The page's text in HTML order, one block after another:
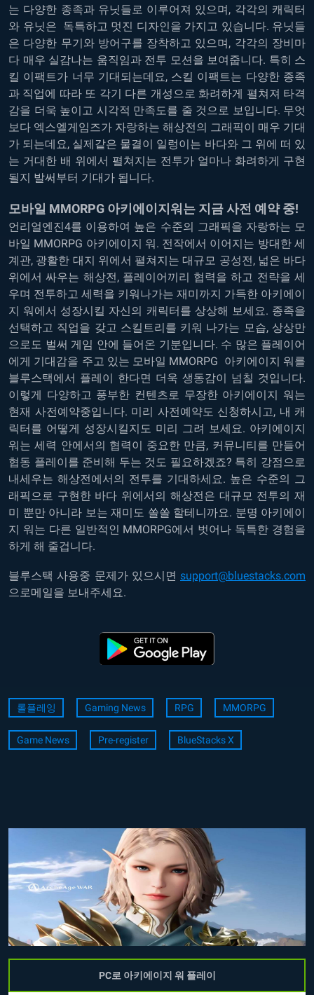
는 다양한 종족과 유닛들로 이루어져 있으며, 각각의 캐릭터
와 유닛은 독특하고 멋진 디자인을 가지고 있습니다. 유닛들
은 다양한 무기와 방어구를 장착하고 있으며, 각각의 장비마
다 매우 실감나는 움직임과 전투 모션을 보여줍니다. 특히 스
킬 이팩트가 너무 기대되는데요, 스킬 이팩트는 다양한 종족
과 직업에 따라 또 각기 다른 개성으로 화려하게 펼쳐져 타격
감을 더욱 높이고 시각적 만족도를 줄 것으로 보입니다. 무엇
보다 엑스엘게임즈가 자랑하는 해상전의 그래픽이 매우 기대
가 되는데요, 실제같은 물결이 일렁이는 바다와 그 위에 떠 있
는 거대한 배 위에서 펼쳐지는 전투가 얼마나 화려하게 구현
될지 발써부터 기대가 됩니다.
모바일 MMORPG 아키에이지워는 지금 사전 예약 중!
언리얼엔진4를 이용하여 높은 수준의 그래픽을 자랑하는 모
바일 MMORPG 아키에이지 워. 전작에서 이어지는 방대한 세
계관, 광활한 대지 위에서 펼쳐지는 대규모 공성전, 넓은 바다
위에서 싸우는 해상전, 플레이어끼리 협력을 하고 전략을 세
우며 전투하고 세력을 키워나가는 재미까지 가득한 아키에이
지 워에서 성장시킬 자신의 캐릭터를 상상해 보세요. 종족을
선택하고 직업을 갖고 스킬트리를 키워 나가는 모습, 상상만
으로도 벌써 게임 안에 들어온 기분입니다. 수 많은 플레이어
에게 기대감을 주고 있는 모바일 MMORPG 아키에이지 워를
블루스택에서 플레이 한다면 더욱 생동감이 넘칠 것입니다.
이렇게 다양하고 풍부한 컨텐츠로 무장한 아키에이지 워는
현재 사전예약중입니다. 미리 사전예약도 신청하시고, 내 캐
릭터를 어떻게 성장시킬지도 미리 그려 보세요. 아키에이지
워는 세력 안에서의 협력이 중요한 만큼, 커뮤니티를 만들어
협동 플레이를 준비해 두는 것도 필요하겠죠? 특히 강점으로
내세우는 해상전에서의 전투를 기대하세요. 높은 수준의 그
래픽으로 구현한 바다 위에서의 해상전은 대규모 전투의 재
미 뿐만 아니라 보는 재미도 쏠쏠 할테니까요. 분명 아키에이
지 워는 다른 일반적인 MMORPG에서 벗어나 독특한 경험을
하게 해 줄겁니다.
블루스택 사용중 문제가 있으시면 support@bluestacks.com
으로메일을 보내주세요.
롤플레잉 Gaming News RPG MMORPG
Game News Pre-register BlueStacks X
PC로 아키에이지 워 플레이